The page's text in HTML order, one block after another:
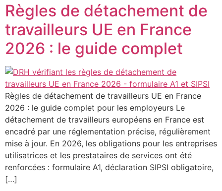
Règles de détachement de
travailleurs UE en France
2026 : le guide complet
Règles de détachement de travailleurs UE en France
2026 : le guide complet pour les employeurs Le
détachement de travailleurs européens en France est
encadré par une réglementation précise, régulièrement
mise à jour. En 2026, les obligations pour les entreprises
utilisatrices et les prestataires de services ont été
renforcées : formulaire A1, déclaration SIPSI obligatoire,
[…]